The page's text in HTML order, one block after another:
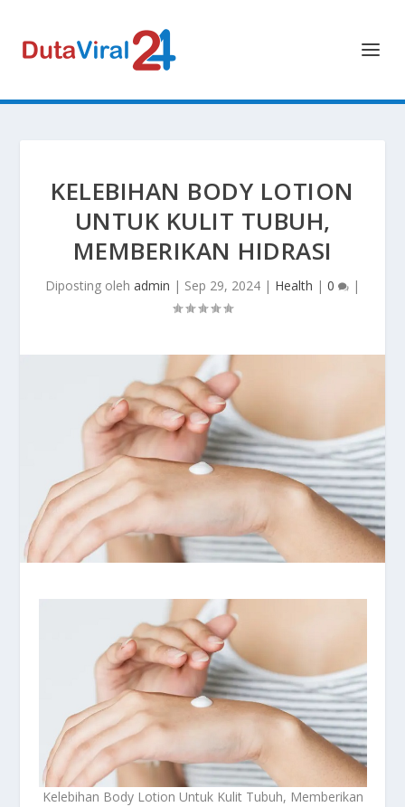
KELEBIHAN BODY LOTION
UNTUK KULIT TUBUH,
MEMBERIKAN HIDRASI
Diposting oleh admin | Sep 29, 2024 | Health | 0 |
Kelebihan Body Lotion Untuk Kulit Tubuh, Memberikan